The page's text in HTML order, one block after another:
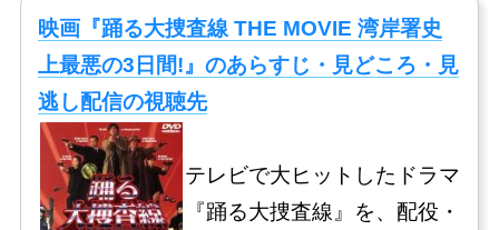
映画『踊る大捜査線 THE MOVIE 湾岸署史
上最悪の3日間!』のあらすじ・見どころ・見
逃し配信の視聴先
テレビで大ヒットしたドラマ
『踊る大捜査線』を、配役・